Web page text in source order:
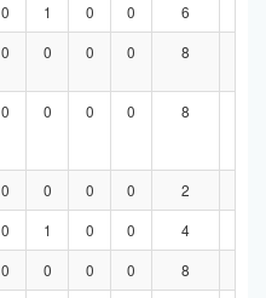
0 1 0 0 6
0 0 0 0 8
0 0 0 0 8
0 0 0 0 2
0 1 0 0 4
0 0 0 0 8